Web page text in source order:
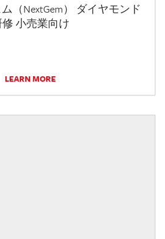
（NextGem） ダイヤモンド
小売業向け
LEARN MORE